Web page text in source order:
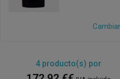
Cambiar
4producto(s) por